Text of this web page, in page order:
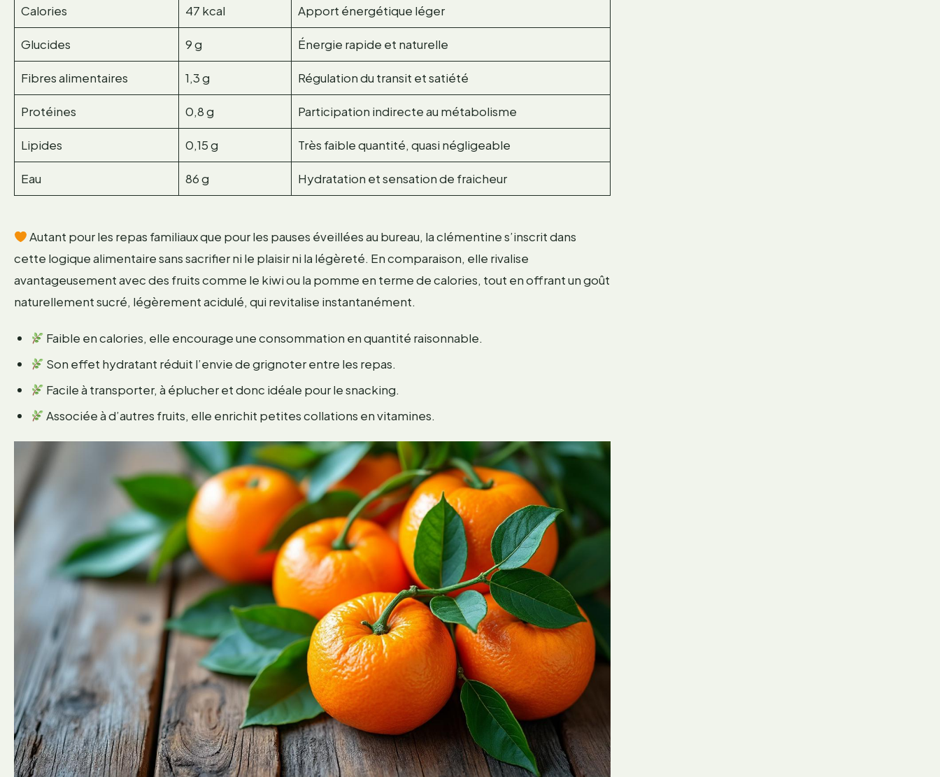
Calories 47 kcal Apport énergétique léger
Glucides 9 g Énergie rapide et naturelle
Fibres alimentaires 1,3 g Régulation du transit et satiété
Protéines 0,8 g Participation indirecte au métabolisme
Lipides 0,15 g Très faible quantité, quasi négligeable
Eau 86 g Hydratation et sensation de fraicheur
Autant pour les repas familiaux que pour les pauses éveillées au bureau, la clémentine s’inscrit dans
cette logique alimentaire sans sacrifier ni le plaisir ni la légèreté. En comparaison, elle rivalise
avantageusement avec des fruits comme le kiwi ou la pomme en terme de calories, tout en offrant un goût
naturellement sucré, légèrement acidulé, qui revitalise instantanément.
Faible en calories, elle encourage une consommation en quantité raisonnable.
Son effet hydratant réduit l’envie de grignoter entre les repas.
Facile à transporter, à éplucher et donc idéale pour le snacking.
Associée à d’autres fruits, elle enrichit petites collations en vitamines.